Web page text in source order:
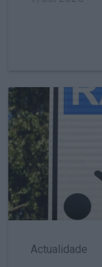
Actualidade